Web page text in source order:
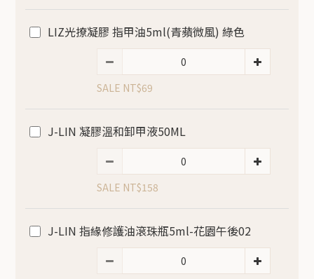
LIZ光撩凝膠 指甲油5ml(青蘋微風) 綠色
SALE NT$69
J-LIN 凝膠溫和卸甲液50ML
SALE NT$158
J-LIN 指緣修護油滾珠瓶5ml-花園午後02